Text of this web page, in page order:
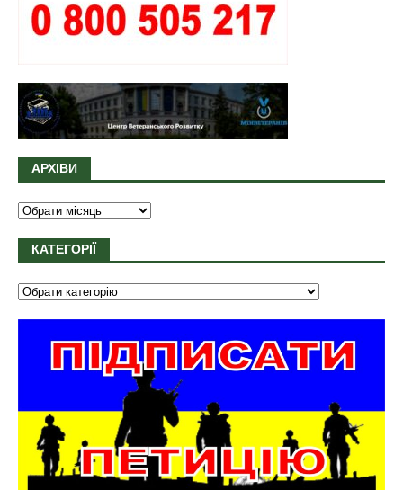
АРХІВИ
КАТЕГОРІЇ